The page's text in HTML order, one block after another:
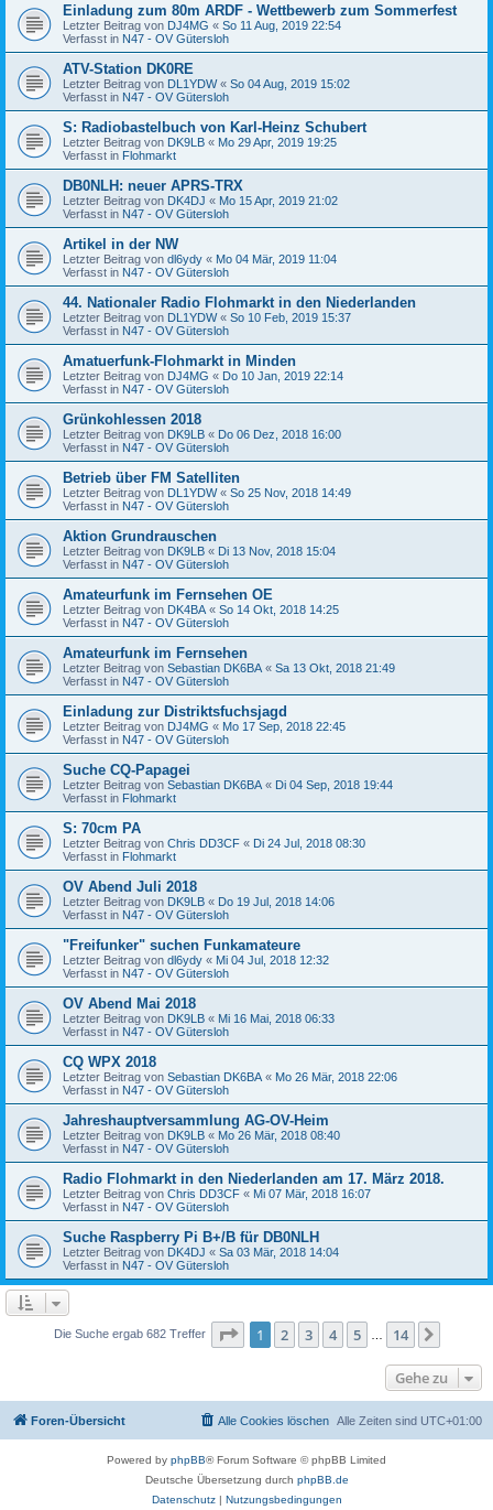
Einladung zum 80m ARDF - Wettbewerb zum Sommerfest
Letzter Beitrag von DJ4MG « So 11 Aug, 2019 22:54
Verfasst in N47 - OV Gütersloh
ATV-Station DK0RE
Letzter Beitrag von DL1YDW« So 04 Aug, 2019 15:02
Verfasst in N47 - OV Gütersloh
S: Radiobastelbuch von Karl-Heinz Schubert
Letzter Beitrag von DK9LB « Mo 29 Apr, 2019 19:25
Verfasst in Flohmarkt
DB0NLH: neuer APRS-TRX
Letzter Beitrag von DK4DJ « Mo 15 Apr, 2019 21:02
Verfasst in N47 - OV Gütersloh
Artikel in der NW
Letzter Beitrag von dl6ydy « Mo 04 Mär, 2019 11:04
Verfasst in N47 - OV Gütersloh
44. Nationaler Radio Flohmarkt in den Niederlanden
Letzter Beitrag von DL1YDW« So 10 Feb, 2019 15:37
Verfasst in N47 - OV Gütersloh
Amatuerfunk-Flohmarkt in Minden
Letzter Beitrag von DJ4MG « Do 10 Jan, 2019 22:14
Verfasst in N47 - OV Gütersloh
Grünkohlessen 2018
Letzter Beitrag von DK9LB « Do 06 Dez, 2018 16:00
Verfasst in N47 - OV Gütersloh
Betrieb über FM Satelliten
Letzter Beitrag von DL1YDW« So 25 Nov, 2018 14:49
Verfasst in N47 - OV Gütersloh
Aktion Grundrauschen
Letzter Beitrag von DK9LB « Di 13 Nov, 2018 15:04
Verfasst in N47 - OV Gütersloh
Amateurfunk im Fernsehen OE
Letzter Beitrag von DK4BA « So 14 Okt, 2018 14:25
Verfasst in N47 - OV Gütersloh
Amateurfunk im Fernsehen
Letzter Beitrag von Sebastian DK6BA « Sa 13 Okt, 2018 21:49
Verfasst in N47 - OV Gütersloh
Einladung zur Distriktsfuchsjagd
Letzter Beitrag von DJ4MG « Mo 17 Sep, 2018 22:45
Verfasst in N47 - OV Gütersloh
Suche CQ-Papagei
Letzter Beitrag von Sebastian DK6BA « Di 04 Sep, 2018 19:44
Verfasst in Flohmarkt
S: 70cm PA
Letzter Beitrag von Chris DD3CF « Di 24 Jul, 2018 08:30
Verfasst in Flohmarkt
OV Abend Juli 2018
Letzter Beitrag von DK9LB « Do 19 Jul, 2018 14:06
Verfasst in N47 - OV Gütersloh
"Freifunker" suchen Funkamateure
Letzter Beitrag von dl6ydy « Mi 04 Jul, 2018 12:32
Verfasst in N47 - OV Gütersloh
OV Abend Mai 2018
Letzter Beitrag von DK9LB « Mi 16 Mai, 2018 06:33
Verfasst in N47 - OV Gütersloh
CQ WPX 2018
Letzter Beitrag von Sebastian DK6BA « Mo 26 Mär, 2018 22:06
Verfasst in N47 - OV Gütersloh
Jahreshauptversammlung AG-OV-Heim
Letzter Beitrag von DK9LB « Mo 26 Mär, 2018 08:40
Verfasst in N47 - OV Gütersloh
Radio Flohmarkt in den Niederlanden am 17. März 2018.
Letzter Beitrag von Chris DD3CF « Mi 07 Mär, 2018 16:07
Verfasst in N47 - OV Gütersloh
Suche Raspberry Pi B+/B für DB0NLH
Letzter Beitrag von DK4DJ « Sa 03 Mär, 2018 14:04
Verfasst in N47 - OV Gütersloh
Die Suche ergab 682 Treffer Seite 1von 14
1 2 3 4 5 14
Gehe zu
Foren-Übersicht Alle Zeiten sind UTC+01:00
Alle Cookies löschen
Powered by phpBB® Forum Software © phpBB Limited
Deutsche Übersetzung durch phpBB.de
Datenschutz| Nutzungsbedingungen